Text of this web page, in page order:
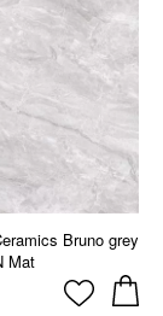
Bruno grey
Mat